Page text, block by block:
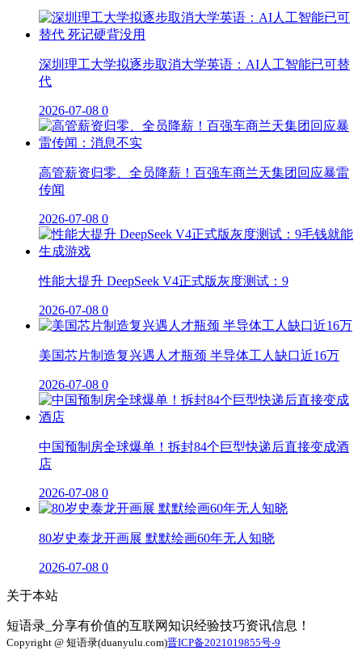
深圳理工大学拟逐步取消大学英语：AI人工智能已可替
代
2026-07-08 0
高管薪资归零、全员降薪！百强车商兰天集团回应暴雷
传闻
2026-07-08 0
性能大提升 DeepSeek V4正式版灰度测试：9
2026-07-08 0
美国芯片制造复兴遇人才瓶颈 半导体工人缺口近16万
2026-07-08 0
中国预制房全球爆单！拆封84个巨型快递后直接变成酒
店
2026-07-08 0
80岁史泰龙开画展 默默绘画60年无人知晓
2026-07-08 0
关于本站
短语录_分享有价值的互联网知识经验技巧资讯信息！
Copyright @ 短语录(duanyulu.com)晋ICP备2021019855号-9